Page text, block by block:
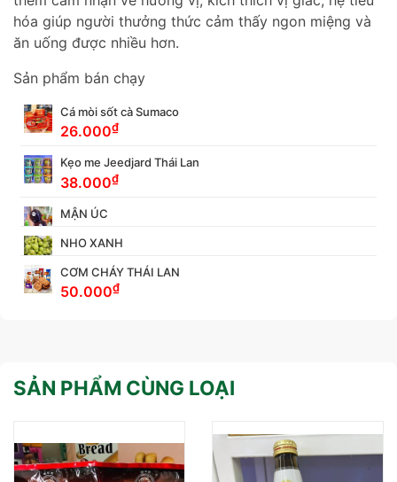
hóa giúp người thưởng thức cảm thấy ngon miệng và
ăn uống được nhiều hơn.
Sản phẩm bán chạy
Cá mòi sốt cà Sumaco
26.000₫
Kẹo me Jeedjard Thái Lan
38.000₫
MẬN ÚC
NHO XANH
CƠM CHÁY THÁI LAN
50.000₫
SẢN PHẨM CÙNG LOẠI